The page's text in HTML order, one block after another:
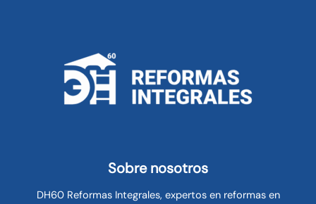
Sobre nosotros
DH60 Reformas Integrales, expertos en reformas en